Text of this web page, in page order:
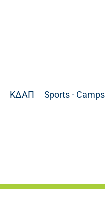
ΚΔΑΠ Sports - Camps